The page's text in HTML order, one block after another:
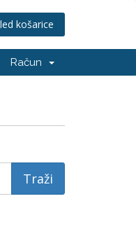
košarice
Račun